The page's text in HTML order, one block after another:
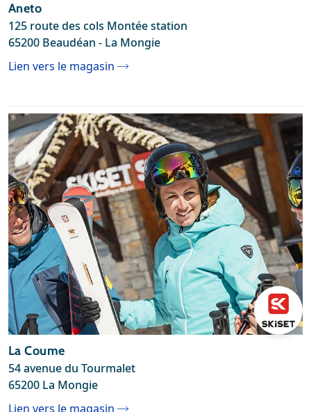
Aneto
125 route des cols Montée station
65200 Beaudéan - La Mongie
Lien vers le magasin
La Coume
54 avenue du Tourmalet
65200 La Mongie
Lien vers le magasin